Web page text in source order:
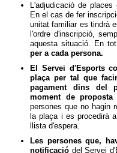
L'adjudicació de
En el cas de fer
unitat familiar es tindrà
l'ordre d'inscripció,
aquesta situació. En
per a cada persona.
El Servei d'Esports
plaça per tal que
pagament dins del
moment de proposta
persones que no hagin
la plaça i es procedirà
llista d'espera.
Les persones que,
notificació del Servei